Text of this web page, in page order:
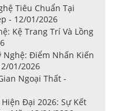
Tiêu Chuẩn Tại
- 12/01/2026
Kệ Trang Trí Và Lồng
Nghệ: Điểm Nhấn Kiến
01/2026
Ngoại Thất -
Đại 2026: Sự Kết